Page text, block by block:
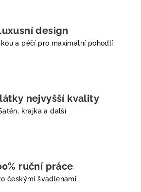
design
a péčí pro maximální pohodlí
nejvyšší kvality
krajka a další
ruční práce
českými švadlenami